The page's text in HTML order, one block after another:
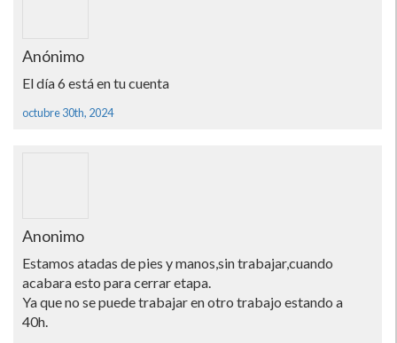
Anónimo
El día 6 está en tu cuenta
octubre 30th, 2024
Anonimo
Estamos atadas de pies y manos,sin trabajar,cuando
acabara esto para cerrar etapa.
Ya que no se puede trabajar en otro trabajo estando a
40h.